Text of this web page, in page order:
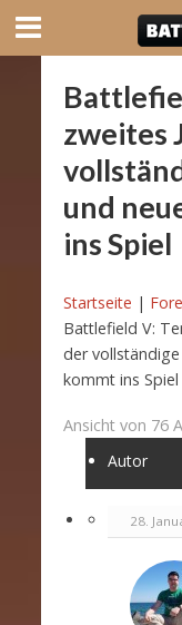
zweites
und
ins Spiel
Startseite |
Battlefield V:
der
kommt ins Spiel
Ansicht von 76
Autor
28.